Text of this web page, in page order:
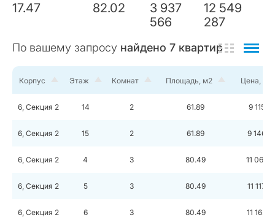
17.47 82.02
3 937
566
12 549
287
По вашему запросу найдено 7 квартир
Корпус Этаж Комнат Площадь, м2 Цена, руб
6, Секция 2 14 2 61.89 9 115
6, Секция 2 15 2 61.89 9 146
6, Секция 2 4 3 80.49 11 069
6, Секция 2 5 3 80.49 11 117
6, Секция 2 6 3 80.49 11 165